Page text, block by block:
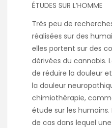
ÉTUDES SUR L’HOMME
Très peu de
réalisées sur des
elles portent sur des
dérivées du cannabis.
de réduire la douleur
la douleur
chimiothérapie,
étude sur les
de cas dans lequel